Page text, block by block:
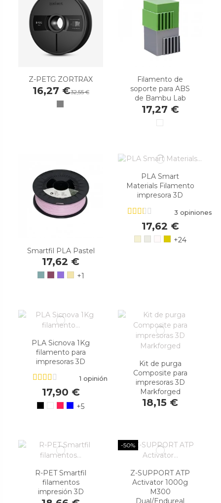
Z-PETG ZORTRAX
16,27 €32,55 €
Filamento de
soporte para ABS
de Bambu Lab
17,27 €
Smartfil PLA Pastel
17,62 €
+1
PLA Smart
Materials Filamento
impresora 3D
3 opiniones
17,62 €
+24
PLA Sicnova 1Kg
filamento para
impresoras 3D
1 opinión
17,90 €
+5
Kit de purga
Composite para
impresoras 3D
Markforged
18,15 €
R-PET Smartfil
filamentos
impresión 3D
-50%
Z-SUPPORT ATP
Activator 1000g
M300
Dual/Endureal